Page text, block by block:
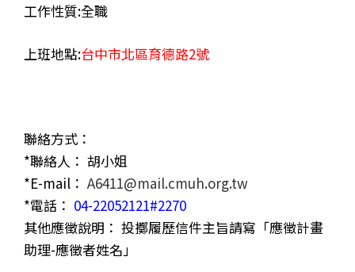
工作性質:全職
上班地點:台中市北區育德路2號
聯絡方式：
*聯絡人： 胡小姐
*E-mail： A6411@mail.cmuh.org.tw
*電話： 04-22052121#2270
其他應徵說明： 投擲履歷信件主旨請寫「應徵計畫
助理-應徵者姓名」